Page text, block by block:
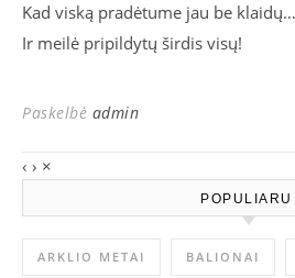
Kad viską pradėtume jau be klaidų…
Ir meilė pripildytų širdis visų!
Paskelbė admin
‹ › ×
POPULIARU
ARKLIO METAI BALIONAI